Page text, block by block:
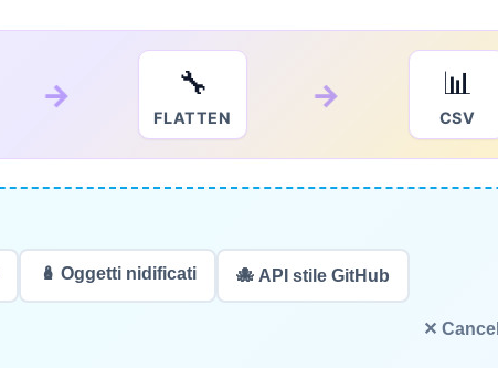
→ 🔧
FLATTEN
→ 📊
CSV
🪆 Oggetti nidificati 🐙 API stile GitHub
✕